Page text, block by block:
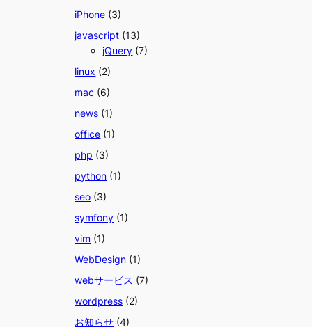
iPhone (3)
javascript (13)
jQuery (7)
linux (2)
mac (6)
news (1)
office (1)
php (3)
python (1)
seo (3)
symfony (1)
vim (1)
WebDesign (1)
webサービス (7)
wordpress (2)
お知らせ (4)